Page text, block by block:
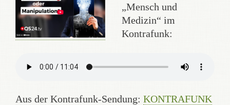
„Mensch und
Medizin“ im
Kontrafunk:
Aus der Kontrafunk-Sendung: KONTRAFUNK